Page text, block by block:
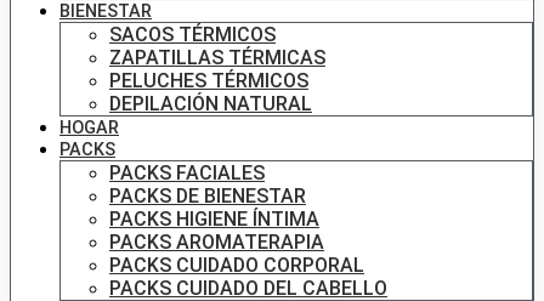
BIENESTAR
SACOS TÉRMICOS
ZAPATILLAS TÉRMICAS
PELUCHES TÉRMICOS
DEPILACIÓN NATURAL
HOGAR
PACKS
PACKS FACIALES
PACKS DE BIENESTAR
PACKS HIGIENE ÍNTIMA
PACKS AROMATERAPIA
PACKS CUIDADO CORPORAL
PACKS CUIDADO DEL CABELLO